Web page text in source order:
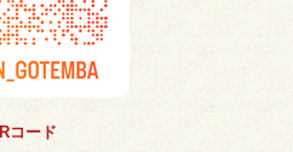
コード